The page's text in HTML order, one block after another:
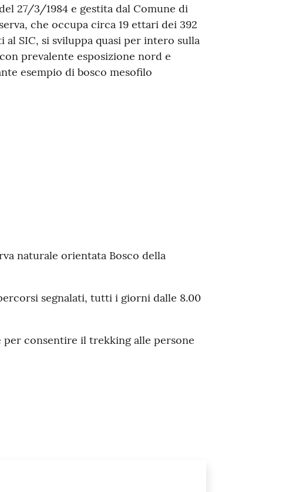
27/3/1984 e gestita dal Comune di
che occupa circa 19 ettari dei 392
SIC, si sviluppa quasi per intero sulla
prevalente esposizione nord e
esempio di bosco mesofilo
naturale orientata Bosco della
segnalati, tutti i giorni dalle 8.00
per consentire il trekking alle persone